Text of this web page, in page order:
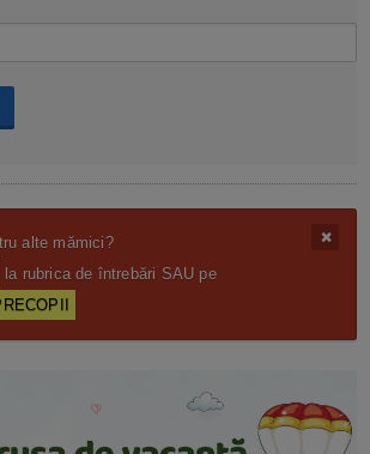
alte mămici?
la rubrica de întrebări SAU pe